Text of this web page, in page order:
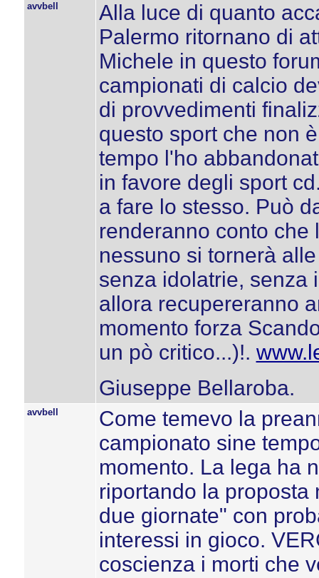
avvbell
Alla luce di quanto
Palermo ritornano di
Michele in questo
campionati di calcio
di provvedimenti
questo sport che non
tempo l'ho
in favore degli sport
a fare lo stesso. Può
renderanno conto
nessuno si tornerà
senza idolatrie, senza
allora recupereranno
momento forza
un pò critico...)!.
Giuseppe Bellaroba.
avvbell
Come temevo la
campionato sine
momento. La lega ha
riportando la
due giornate" con
interessi in gioco.
coscienza i morti che